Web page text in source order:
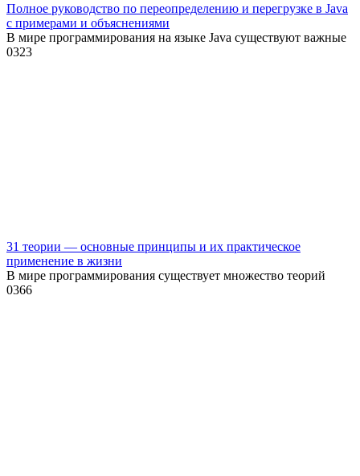
Полное руководство по переопределению и перегрузке в Java
с примерами и объяснениями
В мире программирования на языке Java существуют важные
0323
31 теории — основные принципы и их практическое
применение в жизни
В мире программирования существует множество теорий
0366